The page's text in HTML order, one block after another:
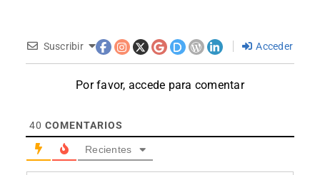
Suscribir Acceder
Por favor, accede para comentar
40 COMENTARIOS
Recientes